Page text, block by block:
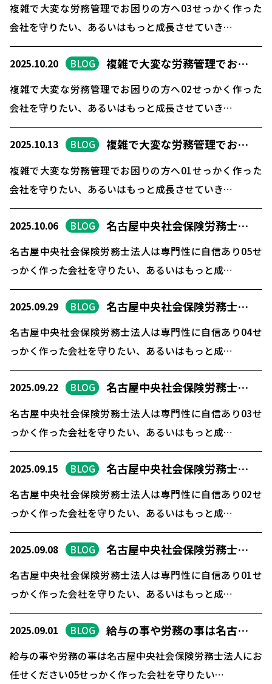
複雑で大変な労務管理でお困りの方へ03せっかく作った
会社を守りたい、あるいはもっと成長させていき…
2025.10.20 BLOG 複雑で大変な労務管理でお…
複雑で大変な労務管理でお困りの方へ02せっかく作った
会社を守りたい、あるいはもっと成長させていき…
2025.10.13 BLOG 複雑で大変な労務管理でお…
複雑で大変な労務管理でお困りの方へ01せっかく作った
会社を守りたい、あるいはもっと成長させていき…
2025.10.06 BLOG 名古屋中央社会保険労務士…
名古屋中央社会保険労務士法人は専門性に自信あり05せ
っかく作った会社を守りたい、あるいはもっと成…
2025.09.29 BLOG 名古屋中央社会保険労務士…
名古屋中央社会保険労務士法人は専門性に自信あり04せ
っかく作った会社を守りたい、あるいはもっと成…
2025.09.22 BLOG 名古屋中央社会保険労務士…
名古屋中央社会保険労務士法人は専門性に自信あり03せ
っかく作った会社を守りたい、あるいはもっと成…
2025.09.15 BLOG 名古屋中央社会保険労務士…
名古屋中央社会保険労務士法人は専門性に自信あり02せ
っかく作った会社を守りたい、あるいはもっと成…
2025.09.08 BLOG 名古屋中央社会保険労務士…
名古屋中央社会保険労務士法人は専門性に自信あり01せ
っかく作った会社を守りたい、あるいはもっと成…
2025.09.01 BLOG 給与の事や労務の事は名古…
給与の事や労務の事は名古屋中央社会保険労務士法人にお
任せください05せっかく作った会社を守りたい…